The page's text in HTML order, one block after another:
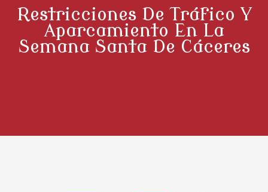
Restricciones De Tráfico Y
Aparcamiento En La
Semana Santa De Cáceres